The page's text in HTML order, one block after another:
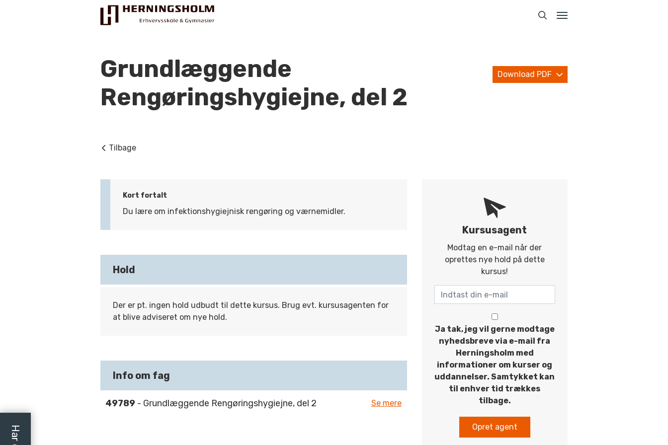
Grundlæggende
Rengøringshygiejne, del 2
Download PDF
Tilbage
Kort fortalt
Du lære om infektionshygiejnisk rengøring og værnemidler.
Hold
Der er pt. ingen hold udbudt til dette kursus. Brug evt. kursusagenten for
at blive adviseret om nye hold.
Info om fag
49789 - Grundlæggende Rengøringshygiejne, del 2 Se mere
Kursusagent
Modtag en e-mail når der
oprettes nye hold på dette
kursus!
Ja tak, jeg vil gerne modtage
nyhedsbreve via e-mail fra
Herningsholm med
informationer om kurser og
uddannelser. Samtykket kan
til enhver tid trækkes
tilbage.
Opret agent